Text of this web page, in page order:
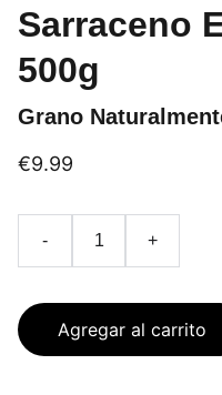
Sarraceno
500g
Grano
€9.99
- +
Agregar al carrito